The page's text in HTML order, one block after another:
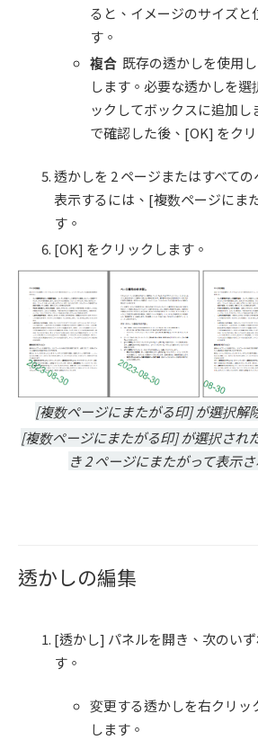
ると、イメージのサイズと
す。
複合 既存の透かしを使用
します。必要な透かしを
ックしてボックスに追加
で確認した後、[OK] をク
透かしを 2 ページまたはすべて
表示するには、[複数ページにま
す。
[OK] をクリックします。
[複数ページにまたがる印] が選択解
[複数ページにまたがる印] が選択され
き 2 ページにまたがって表示
透かしの編集
[透かし] パネルを開き、次のい
す。
変更する透かしを右クリ
します。